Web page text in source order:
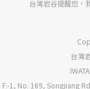
台灣岩谷提醒您，
台灣
F.-1, No. 169, Songjiang